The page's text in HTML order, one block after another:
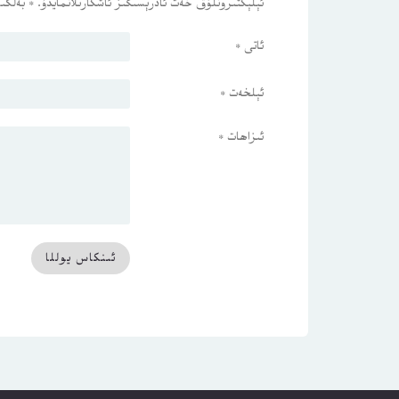
ئېلېكتىرونلۇق خەت ئادرېسىڭىز ئاشكارىلانمايدۇ. *
ئاتى *
ئېلخەت *
ئىزاھات *